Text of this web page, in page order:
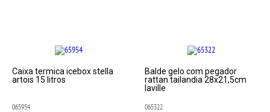
Caixa termica icebox stella
artois 15 litros
065954
Balde gelo com pegador
rattan tailandia 28x21,5cm
laville
065322